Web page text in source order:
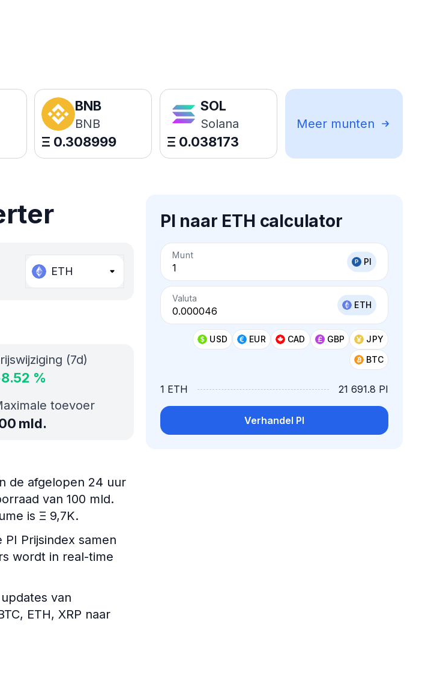
BNB
BNB
Ξ 0.308999
SOL
Solana
Ξ 0.038173
Meer munten
ETH
PI naar ETH calculator
Munt
PI
Valuta
ETH
USD EUR CAD GBP
JPY
BTC
1 ETH 21 691.8 PI
Verhandel PI
(7d)
8.52 %
toevoer
mld.
de afgelopen 24 uur
van 100 mld.
is Ξ 9,7K.
Prijsindex samen
wordt in real-time
van
ETH, XRP naar